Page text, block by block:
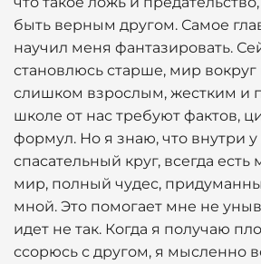
быть верным другом. Самое
научил меня фантазировать.
становлюсь старше, мир вокруг
слишком взрослым, жестким и
школе от нас требуют фактов,
формул. Но я знаю, что внутри у
спасательный круг, всегда
мир, полный чудес,
мной. Это помогает мне не
идет не так. Когда я получаю
ссорюсь с другом, я мысленно